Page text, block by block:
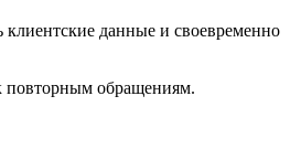
данные и своевременно
повторным обращениям.